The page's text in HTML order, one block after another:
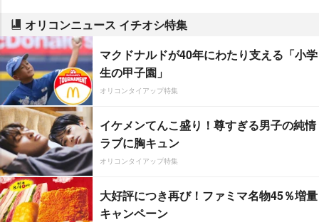
オリコンニュース イチオシ特集
マクドナルドが40年にわたり支える「小学
生の甲子園」
オリコンタイアップ特集
イケメンてんこ盛り！尊すぎる男子の純情
ラブに胸キュン
オリコンタイアップ特集
大好評につき再び！ファミマ名物45％増量
キャンペーン